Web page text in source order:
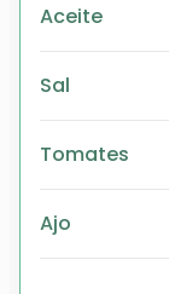
Aceite
Sal
Tomates
Ajo